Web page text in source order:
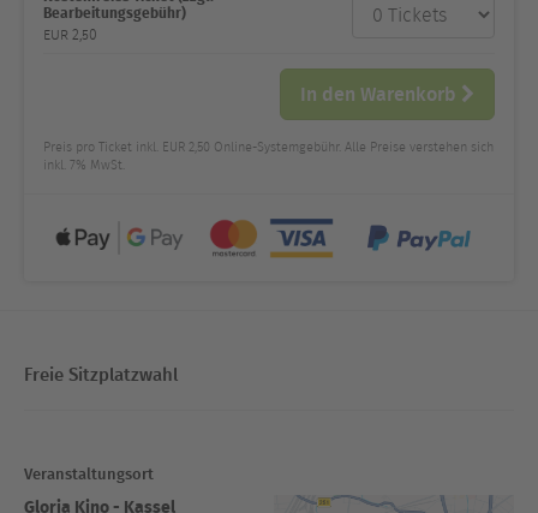
und Preis
Anzahl
Bearbeitungsgebühr)
EUR 2,50
In den Warenkorb
Preis pro Ticket inkl. EUR 2,50 Online-Systemgebühr. Alle Preise verstehen sich
inkl. 7% MwSt.
Freie Sitzplatzwahl
Veranstaltungsort
Gloria Kino - Kassel